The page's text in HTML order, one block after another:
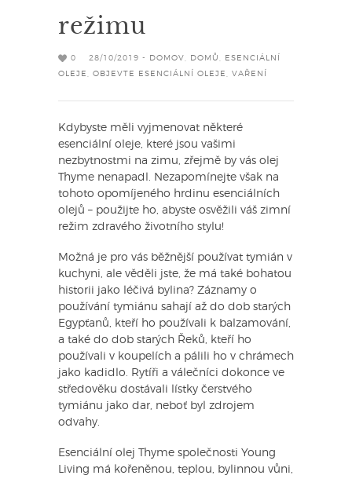
režimu
0 28/10/2019 - DOMOV DOMŮ
ESENCIÁLNÍ
OLEJE
OBJEVTE ESENCIÁLNÍ OLEJE VAŘENÍ
Kdybyste měli vyjmenovat některé
esenciální oleje, které jsou vašimi
nezbytnostmi na zimu, zřejmě by vás olej
Thyme nenapadl. Nezapomínejte však na
tohoto opomíjeného hrdinu esenciálních
olejů – použijte ho, abyste osvěžili váš zimní
režim zdravého životního stylu!
Možná je pro vás běžnější používat tymián v
kuchyni, ale věděli jste, že má také bohatou
historii jako léčivá bylina? Záznamy o
používání tymiánu sahají až do dob starých
Egypťanů, kteří ho používali k balzamování,
a také do dob starých Řeků, kteří ho
používali v koupelích a pálili ho v chrámech
jako kadidlo. Rytíři a válečníci dokonce ve
středověku dostávali lístky čerstvého
tymiánu jako dar, neboť byl zdrojem
odvahy.
Esenciální olej Thyme společnosti Young
Living má kořeněnou, teplou, bylinnou vůni,